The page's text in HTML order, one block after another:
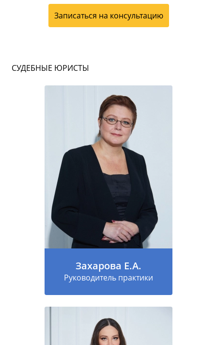
Записаться на консультацию
СУДЕБНЫЕ ЮРИСТЫ
Захарова Е.А.
Руководитель практики